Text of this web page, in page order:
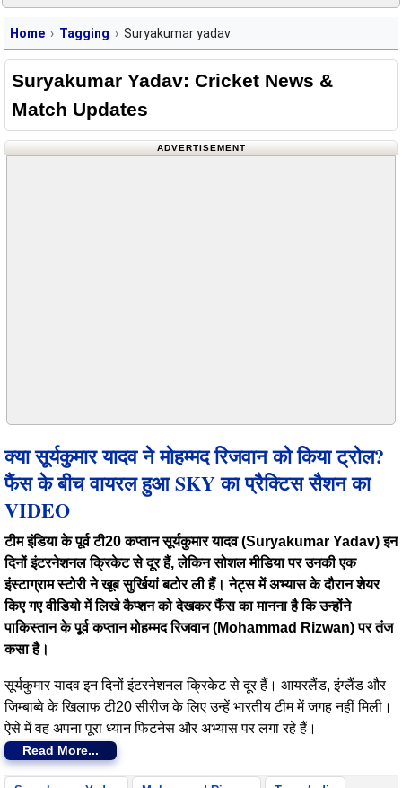
Home Tagging Suryakumar yadav
Suryakumar Yadav: Cricket News &
Match Updates
ADVERTISEMENT
क्या सूर्यकुमार यादव ने मोहम्मद रिजवान को किया ट्रोल?
फैंस के बीच वायरल हुआ SKY का प्रैक्टिस सैशन का
VIDEO
टीम इंडिया के पूर्व टी20 कप्तान सूर्यकुमार यादव (Suryakumar Yadav) इन
दिनों इंटरनेशनल क्रिकेट से दूर हैं, लेकिन सोशल मीडिया पर उनकी एक
इंस्टाग्राम स्टोरी ने खूब सुर्खियां बटोर ली हैं। नेट्स में अभ्यास के दौरान शेयर
किए गए वीडियो में लिखे कैप्शन को देखकर फैंस का मानना है कि उन्होंने
पाकिस्तान के पूर्व कप्तान मोहम्मद रिजवान (Mohammad Rizwan) पर तंज
कसा है।
सूर्यकुमार यादव इन दिनों इंटरनेशनल क्रिकेट से दूर हैं। आयरलैंड, इंग्लैंड और
जिम्बाब्वे के खिलाफ टी20 सीरीज के लिए उन्हें भारतीय टीम में जगह नहीं मिली।
ऐसे में वह अपना पूरा ध्यान फिटनेस और अभ्यास पर लगा रहे हैं।
Read More...